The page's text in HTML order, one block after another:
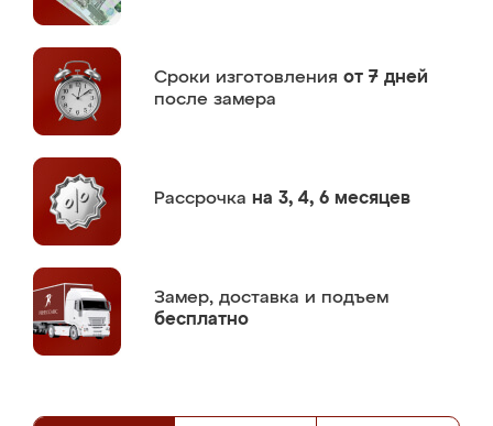
Сроки изготовления от 7 дней
после замера
Рассрочка на 3, 4, 6 месяцев
Замер, доставка и подъем
бесплатно